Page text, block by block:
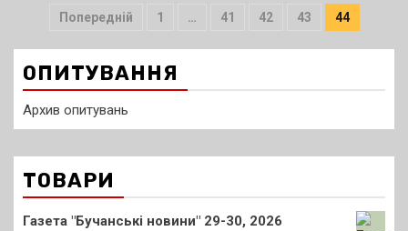
Пагінація
записів
Попередній 1 … 41 42 43 44
ОПИТУВАННЯ
Архив опитувань
ТОВАРИ
Газета "Бучанські новини" 29-30, 2026